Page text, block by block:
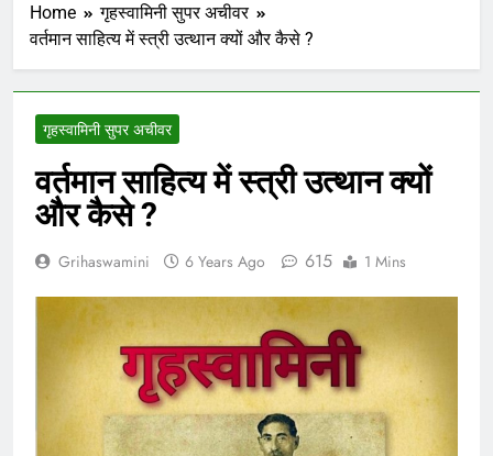
Home
गृहस्वामिनी सुपर अचीवर
वर्तमान साहित्य में स्त्री उत्थान क्यों और कैसे ?
गृहस्वामिनी सुपर अचीवर
वर्तमान साहित्य में स्त्री उत्थान क्यों
और कैसे ?
Grihaswamini 6 Years Ago 615 1 Mins